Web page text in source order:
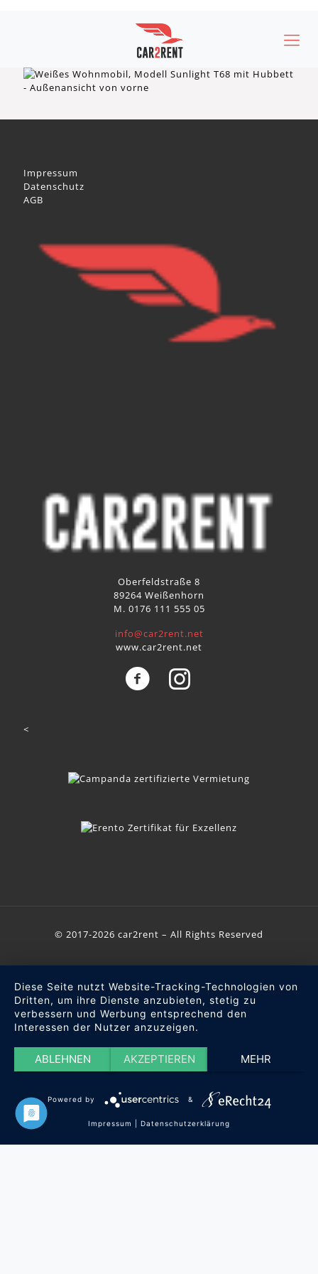
Impressum
Datenschutz
AGB
Oberfeldstraße 8
89264 Weißenhorn
M. 0176 111 555 05
info@car2rent.net
www.car2rent.net
<
© 2017-2026 car2rent – All Rights Reserved
Diese Seite nutzt Website-Tracking-Technologien von
Dritten, um ihre Dienste anzubieten, stetig zu
verbessern und Werbung entsprechend den
Interessen der Nutzer anzuzeigen.
ABLEHNEN AKZEPTIEREN MEHR
Powered by &
Impressum Datenschutzerklärung